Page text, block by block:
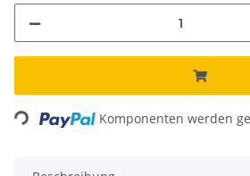
Loading... Komponenten werden